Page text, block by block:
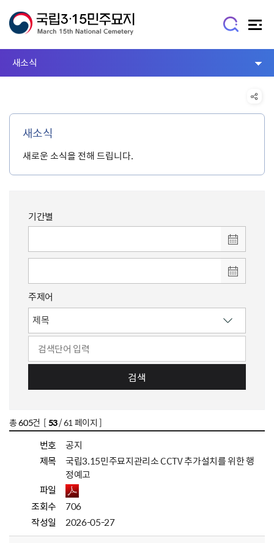
새소식
새소식
새로운 소식을 전해 드립니다.
기간별
주제어
검색
총605건 [53/ 61 페이지 ]
번호
공지
제목
국립3.15민주묘지관리소 CCTV 추가설치를 위한 행
정예고
파일
조회수
706
작성일
2026-05-27